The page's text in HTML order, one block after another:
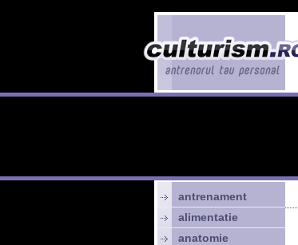
antrenament
alimentatie
anatomie